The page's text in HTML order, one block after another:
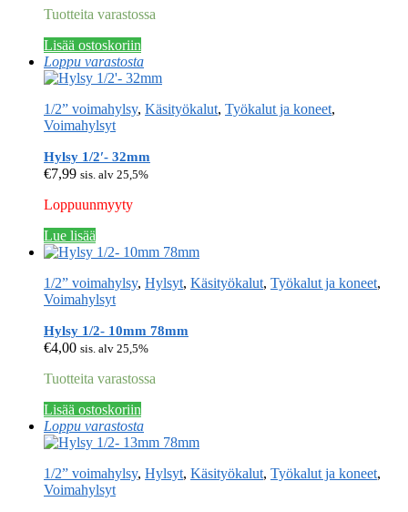
Tuotteita varastossa
Lisää ostoskoriin
Loppu varastosta
1/2” voimahylsy, Käsityökalut, Työkalut ja koneet,
Voimahylsyt
Hylsy 1/2′- 32mm
€7,99 sis. alv 25,5%
Loppuunmyyty
Lue lisää
1/2” voimahylsy, Hylsyt, Käsityökalut, Työkalut ja koneet,
Voimahylsyt
Hylsy 1/2- 10mm 78mm
€4,00 sis. alv 25,5%
Tuotteita varastossa
Lisää ostoskoriin
Loppu varastosta
1/2” voimahylsy, Hylsyt, Käsityökalut, Työkalut ja koneet,
Voimahylsyt